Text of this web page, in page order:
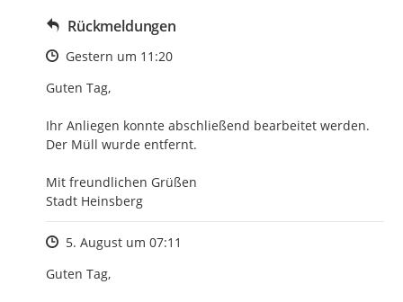
Rückmeldungen
Zeitpunkt des Erstellens
Gestern um 11:20
Guten Tag,
Ihr Anliegen konnte abschließend bearbeitet werden.
Der Müll wurde entfernt.
Mit freundlichen Grüßen
Stadt Heinsberg
Zeitpunkt des Erstellens
5. August um 07:11
Guten Tag,